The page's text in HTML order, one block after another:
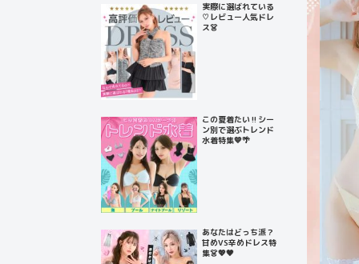
実際に選ばれている
♡レビュー人気ドレ
ス👗
この夏着たい‼️シー
ン別で選ぶトレンド
水着特集💙🌴
あなたはどっち派？
甘めVS辛めドレス特
集👗💖🖤